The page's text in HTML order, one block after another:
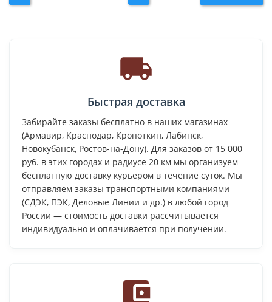
Быстрая доставка
Забирайте заказы бесплатно в наших магазинах
(Армавир, Краснодар, Кропоткин, Лабинск,
Новокубанск, Ростов-на-Дону). Для заказов от 15 000
руб. в этих городах и радиусе 20 км мы организуем
бесплатную доставку курьером в течение суток. Мы
отправляем заказы транспортными компаниями
(СДЭК, ПЭК, Деловые Линии и др.) в любой город
России — стоимость доставки рассчитывается
индивидуально и оплачивается при получении.